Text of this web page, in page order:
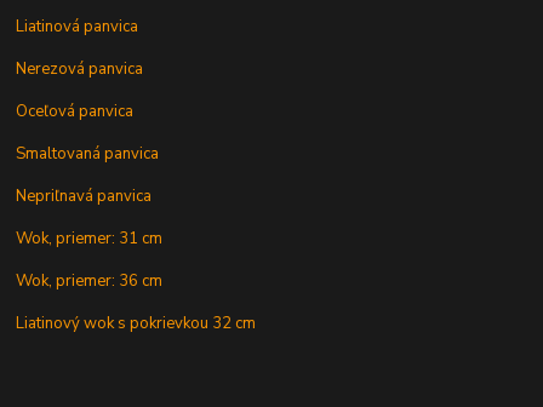
Liatinová panvica
Nerezová panvica
Oceľová panvica
Smaltovaná panvica
Nepriľnavá panvica
Wok, priemer: 31 cm
Wok, priemer: 36 cm
Liatinový wok s pokrievkou 32 cm